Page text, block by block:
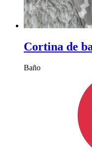
Cortina de
Baño